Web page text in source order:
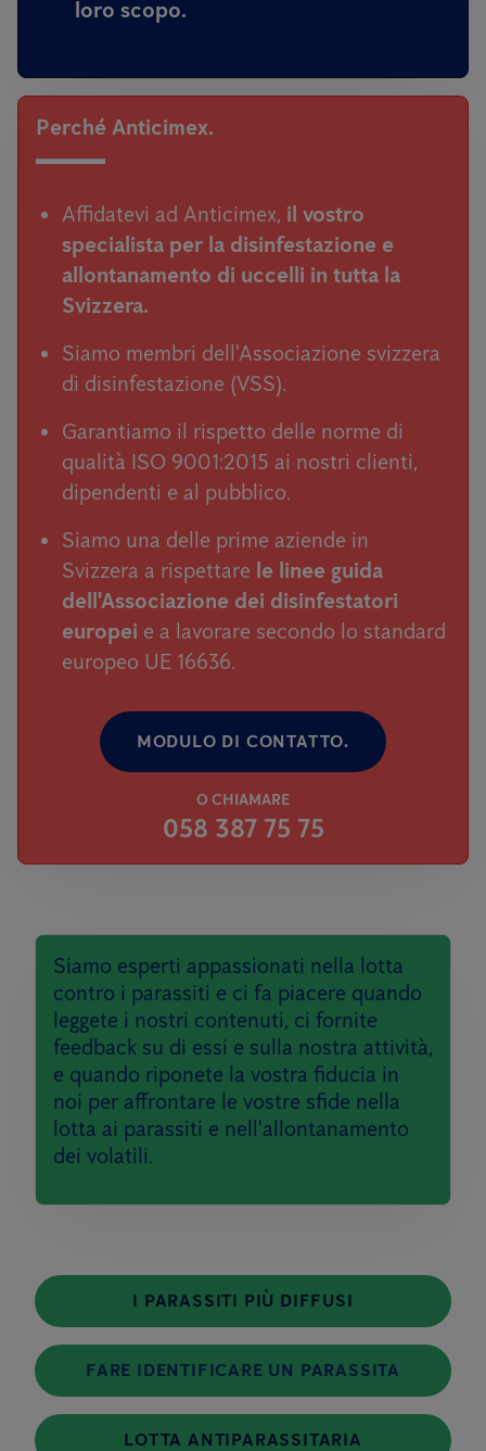
loro scopo.
Perché Anticimex.
Affidatevi ad Anticimex, il vostro
specialista per la disinfestazione e
allontanamento di uccelli in tutta la
Svizzera.
Siamo membri dell'Associazione svizzera
di disinfestazione (VSS).
Garantiamo il rispetto delle norme di
qualità ISO 9001:2015 ai nostri clienti,
dipendenti e al pubblico.
Siamo una delle prime aziende in
Svizzera a rispettare le linee guida
dell'Associazione dei disinfestatori
europei e a lavorare secondo lo standard
europeo UE 16636.
MODULO DI CONTATTO.
O CHIAMARE
058 387 75 75
Siamo esperti appassionati nella lotta
contro i parassiti e ci fa piacere quando
leggete i nostri contenuti, ci fornite
feedback su di essi e sulla nostra attività,
e quando riponete la vostra fiducia in
noi per affrontare le vostre sfide nella
lotta ai parassiti e nell'allontanamento
dei volatili.
I PARASSITI PIÙ DIFFUSI
FARE IDENTIFICARE UN PARASSITA
LOTTA ANTIPARASSITARIA